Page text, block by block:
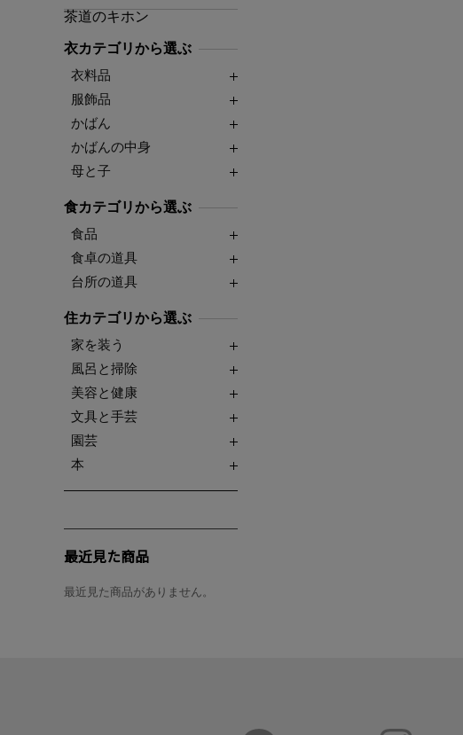
茶道のキホン
衣カテゴリから選ぶ
衣料品
服飾品
かばん
かばんの中身
母と子
食カテゴリから選ぶ
食品
食卓の道具
台所の道具
住カテゴリから選ぶ
家を装う
風呂と掃除
美容と健康
文具と手芸
園芸
本
最近見た商品
最近見た商品がありません。